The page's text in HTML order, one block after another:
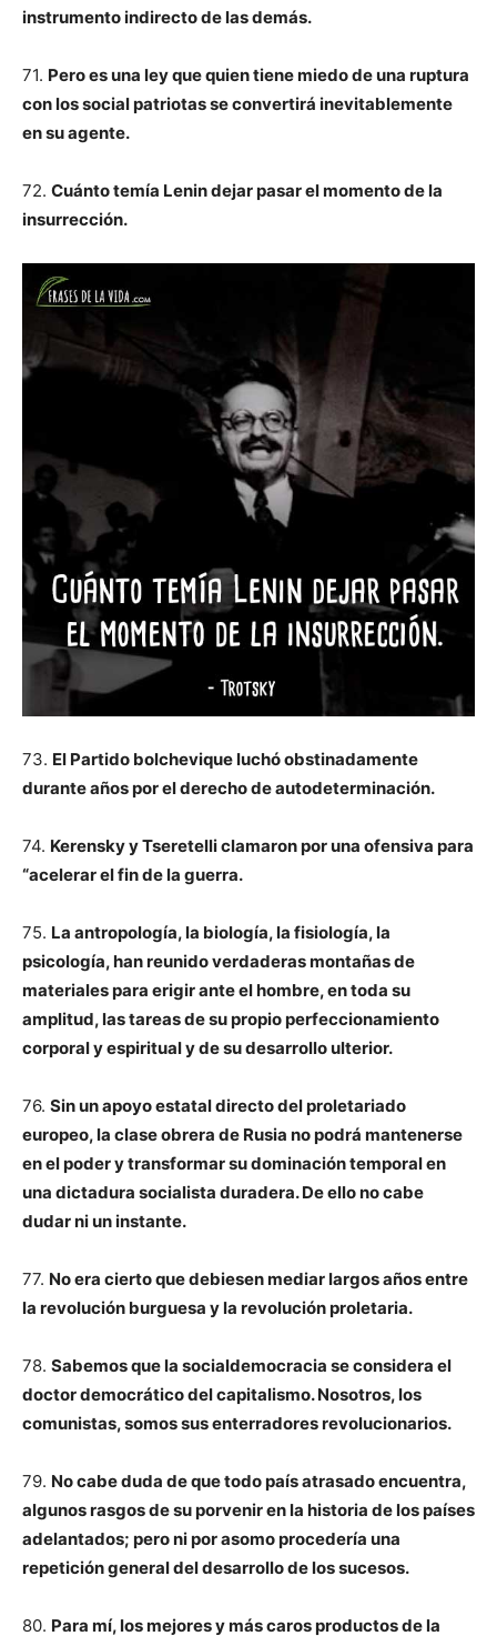
instrumento indirecto de las demás.
71. Pero es una ley que quien tiene miedo de una ruptura
con los social patriotas se convertirá inevitablemente
en su agente.
72. Cuánto temía Lenin dejar pasar el momento de la
insurrección.
73. El Partido bolchevique luchó obstinadamente
durante años por el derecho de autodeterminación.
74. Kerensky y Tseretelli clamaron por una ofensiva para
“acelerar el fin de la guerra.
75. La antropología, la biología, la fisiología, la
psicología, han reunido verdaderas montañas de
materiales para erigir ante el hombre, en toda su
amplitud, las tareas de su propio perfeccionamiento
corporal y espiritual y de su desarrollo ulterior.
76. Sin un apoyo estatal directo del proletariado
europeo, la clase obrera de Rusia no podrá mantenerse
en el poder y transformar su dominación temporal en
una dictadura socialista duradera. De ello no cabe
dudar ni un instante.
77. No era cierto que debiesen mediar largos años entre
la revolución burguesa y la revolución proletaria.
78. Sabemos que la socialdemocracia se considera el
doctor democrático del capitalismo. Nosotros, los
comunistas, somos sus enterradores revolucionarios.
79. No cabe duda de que todo país atrasado encuentra,
algunos rasgos de su porvenir en la historia de los países
adelantados; pero ni por asomo procedería una
repetición general del desarrollo de los sucesos.
80. Para mí, los mejores y más caros productos de la